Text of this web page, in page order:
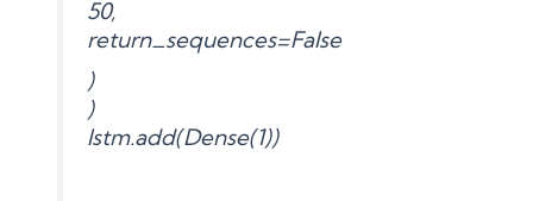
50,
return_sequences=False
)
)
lstm.add(Dense(1))